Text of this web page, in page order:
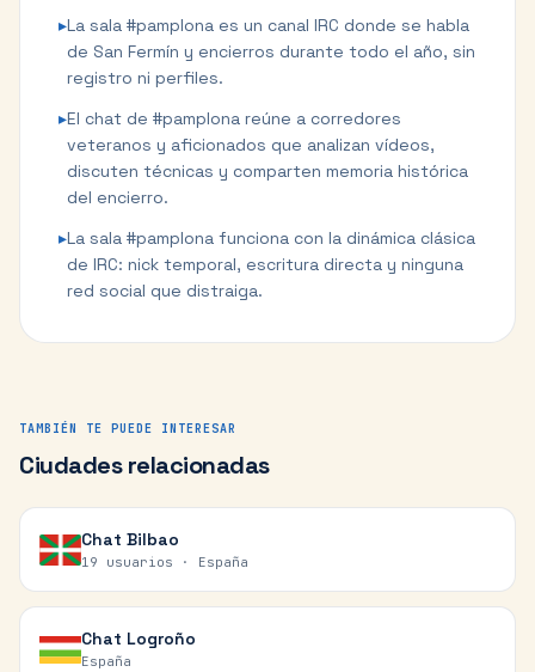
▸La sala #pamplona es un canal IRC donde se habla
de San Fermín y encierros durante todo el año, sin
registro ni perfiles.
▸El chat de #pamplona reúne a corredores
veteranos y aficionados que analizan vídeos,
discuten técnicas y comparten memoria histórica
del encierro.
▸La sala #pamplona funciona con la dinámica clásica
de IRC: nick temporal, escritura directa y ninguna
red social que distraiga.
TAMBIÉN TE PUEDE INTERESAR
Ciudades relacionadas
Chat Bilbao
19 usuarios · España
Chat Logroño
España